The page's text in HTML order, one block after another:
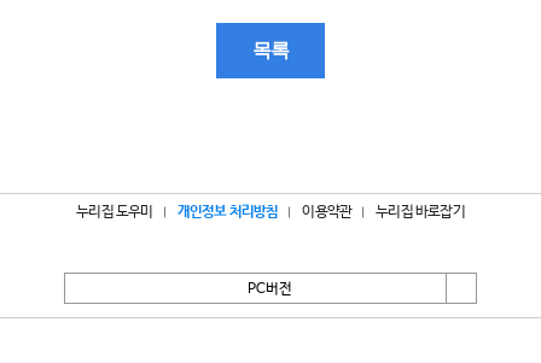
목록
누리집 도우미 개인정보 처리방침 이용약관 누리집 바로잡기
PC버전